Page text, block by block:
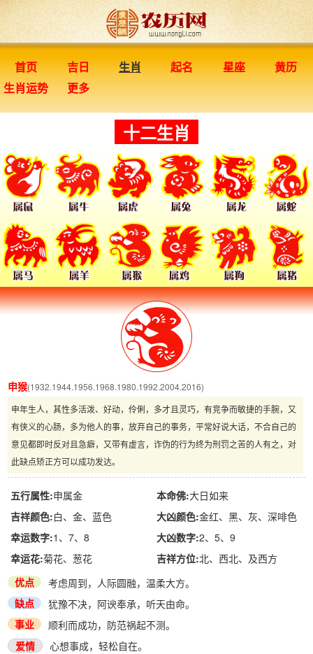
首页 吉日 生肖 起名 星座
黄历
生肖运势
更多
十二生肖
申猴(1932.1944.1956.1968.1980.1992.2004.2016)
申年生人，其性多活泼、好动，伶俐，多才且灵巧，有竞争而敏捷的手腕，又
有侠义的心肠，多为他人的事，放弃自己的事务，平常好说大话，不合自己的
意见都即时反对且急癖，又带有虚言，诈伪的行为终为刑罚之苦的人有之，对
此缺点矫正方可以成功发达。
五行属性:申属金 本命佛:大日如来
吉祥颜色:白、金、蓝色 大凶颜色:金红、黑、灰、深啡色
幸运数字:1、7、8 大凶数字:2、5、9
幸运花:菊花、葱花 吉祥方位:北、西北、及西方
优点
考虑周到，人际圆融，温柔大方。
缺点
犹豫不决，阿谀奉承，听天由命。
事业
顺利而成功，防范祸起不测。
爱情
心想事成，轻松自在。